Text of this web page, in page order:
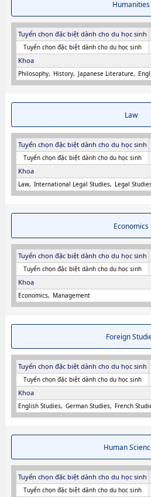
Humanities
Tuyển chọn đặc biệt dành cho du học sinh
Tuyển chọn đặc biệt dành cho du học sinh
Khoa
Philosophy History Japanese Literature
Law
Tuyển chọn đặc biệt dành cho du học sinh
Tuyển chọn đặc biệt dành cho du học sinh
Khoa
Law International Legal Studies Legal
Economics
Tuyển chọn đặc biệt dành cho du học sinh
Tuyển chọn đặc biệt dành cho du học sinh
Khoa
Economics Management
Foreign
Tuyển chọn đặc biệt dành cho du học sinh
Tuyển chọn đặc biệt dành cho du học sinh
Khoa
English Studies German Studies French
Human
Tuyển chọn đặc biệt dành cho du học sinh
Tuyển chọn đặc biệt dành cho du học sinh